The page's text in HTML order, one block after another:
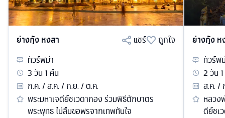
ย่างกุ้ง หงสา แชร์
ถูกใจ
ทัวร์พม่า
3วัน1 คืน
ก.ค. / ส.ค. / ก.ย. / ต.ค.
พระมหาเจดีย์ชเวดากอง ร่วมพิธีตักบาตร
พระพุทธ ไม่ลืมขอพรจากเทพทันใจ
ย่างกุ้ง ห
ทัวร์พ
2วัน1
ส.ค. /
หลวง
ดีย์ชเ